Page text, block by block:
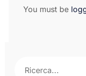
You must be